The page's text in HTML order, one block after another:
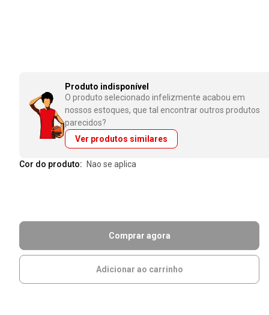
Produto indisponível
O produto selecionado infelizmente acabou em
nossos estoques, que tal encontrar outros produtos
parecidos?
Ver produtos similares
Cor do produto: nao se aplica
Comprar agora
Adicionar ao carrinho